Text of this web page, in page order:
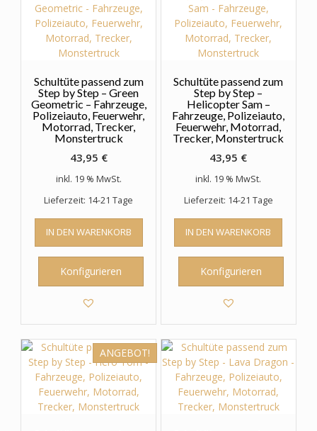
Schultüte passend zum
Step by Step – Green
Geometric – Fahrzeuge,
Polizeiauto, Feuerwehr,
Motorrad, Trecker,
Monstertruck
43,95 €
inkl. 19 % MwSt.
Lieferzeit: 14-21 Tage
IN DEN WARENKORB
Konfigurieren
Schultüte passend zum
Step by Step –
Helicopter Sam –
Fahrzeuge, Polizeiauto,
Feuerwehr, Motorrad,
Trecker, Monstertruck
43,95 €
inkl. 19 % MwSt.
Lieferzeit: 14-21 Tage
IN DEN WARENKORB
Konfigurieren
ANGEBOT!